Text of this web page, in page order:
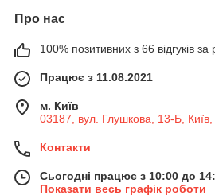
Про нас
100% позитивних з 66 відгуків за
Працює з 11.08.2021
м. Київ
03187, вул. Глушкова, 13-Б, Київ,
Контакти
Сьогодні працює з 10:00 до
Показати весь графік роботи